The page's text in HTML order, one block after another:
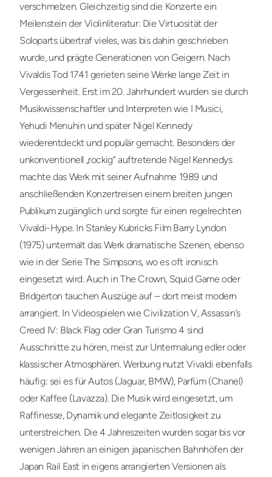
verschmelzen. Gleichzeitig sind die Konzerte ein
Meilenstein der Violinliteratur: Die Virtuosität der
Soloparts übertraf vieles, was bis dahin geschrieben
wurde, und prägte Generationen von Geigern. Nach
Vivaldis Tod 1741 gerieten seine Werke lange Zeit in
Vergessenheit. Erst im 20. Jahrhundert wurden sie durch
Musikwissenschaftler und Interpreten wie I Musici,
Yehudi Menuhin und später Nigel Kennedy
wiederentdeckt und populär gemacht. Besonders der
unkonventionell „rockig“ auftretende Nigel Kennedys
machte das Werk mit seiner Aufnahme 1989 und
anschließenden Konzertreisen einem breiten jungen
Publikum zugänglich und sorgte für einen regelrechten
Vivaldi-Hype. In Stanley Kubricks Film Barry Lyndon
(1975) untermalt das Werk dramatische Szenen, ebenso
wie in der Serie The Simpsons, wo es oft ironisch
eingesetzt wird. Auch in The Crown, Squid Game oder
Bridgerton tauchen Auszüge auf – dort meist modern
arrangiert. In Videospielen wie Civilization V, Assassin’s
Creed IV: Black Flag oder Gran Turismo 4 sind
Ausschnitte zu hören, meist zur Untermalung edler oder
klassischer Atmosphären. Werbung nutzt Vivaldi ebenfalls
häufig: sei es für Autos (Jaguar, BMW), Parfüm (Chanel)
oder Kaffee (Lavazza). Die Musik wird eingesetzt, um
Raffinesse, Dynamik und elegante Zeitlosigkeit zu
unterstreichen. Die 4 Jahreszeiten wurden sogar bis vor
wenigen Jahren an einigen japanischen Bahnhöfen der
Japan Rail East in eigens arrangierten Versionen als